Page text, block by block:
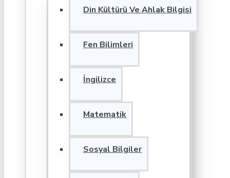
Din Kültürü Ve Ahlak Bilgisi
Fen Bilimleri
İngilizce
Matematik
Sosyal Bilgiler